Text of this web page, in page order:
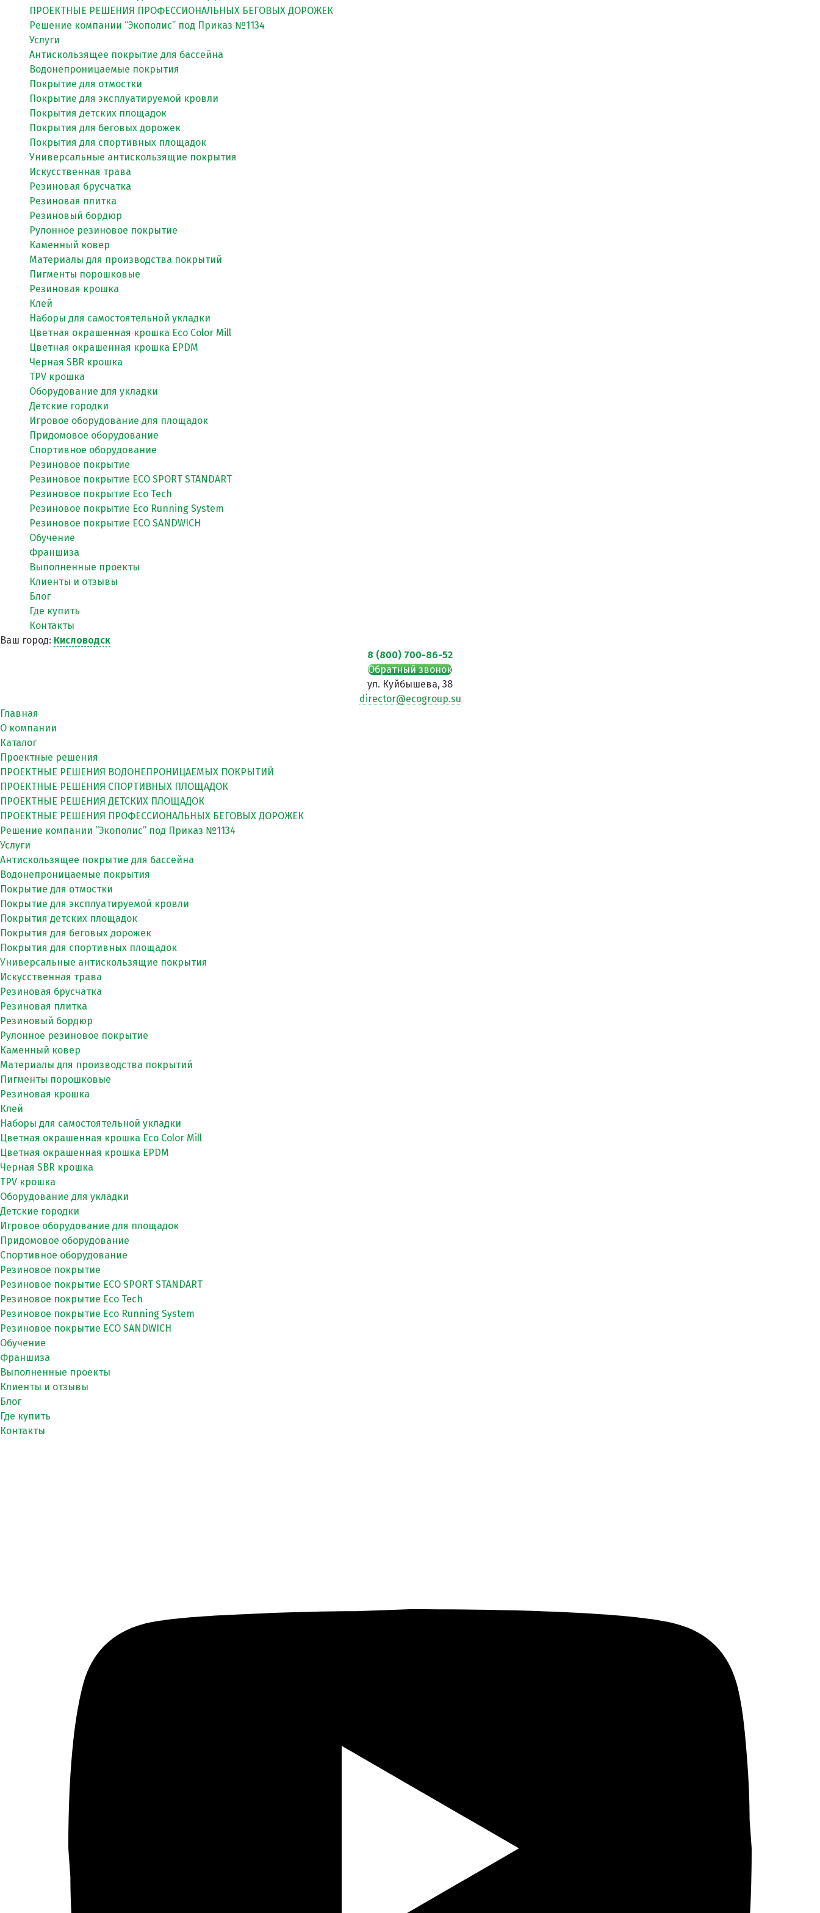
ПРОЕКТНЫЕ РЕШЕНИЯ ПРОФЕССИОНАЛЬНЫХ БЕГОВЫХ ДОРОЖЕК
Решение компании “Экополис” под Приказ №1134
Услуги
Антискользящее покрытие для бассейна
Водонепроницаемые покрытия
Покрытие для отмостки
Покрытие для эксплуатируемой кровли
Покрытия детских площадок
Покрытия для беговых дорожек
Покрытия для спортивных площадок
Универсальные антискользящие покрытия
Искусственная трава
Резиновая брусчатка
Резиновая плитка
Резиновый бордюр
Рулонное резиновое покрытие
Каменный ковер
Материалы для производства покрытий
Пигменты порошковые
Резиновая крошка
Клей
Наборы для самостоятельной укладки
Цветная окрашенная крошка Eco Color Mill
Цветная окрашенная крошка EPDM
Черная SBR крошка
TPV крошка
Оборудование для укладки
Детские городки
Игровое оборудование для площадок
Придомовое оборудование
Спортивное оборудование
Резиновое покрытие
Резиновое покрытие ECO SPORT STANDART
Резиновое покрытие Eco Tech
Резиновое покрытие Eco Running System
Резиновое покрытие ECO SANDWICH
Обучение
Франшиза
Выполненные проекты
Клиенты и отзывы
Блог
Где купить
Контакты
Ваш город: Кисловодск
8 (800) 700-86-52
Обратный звонок
ул. Куйбышева, 38
director@ecogroup.su
Главная
О компании
Каталог
Проектные решения
ПРОЕКТНЫЕ РЕШЕНИЯ ВОДОНЕПРОНИЦАЕМЫХ ПОКРЫТИЙ
ПРОЕКТНЫЕ РЕШЕНИЯ СПОРТИВНЫХ ПЛОЩАДОК
ПРОЕКТНЫЕ РЕШЕНИЯ ДЕТСКИХ ПЛОЩАДОК
ПРОЕКТНЫЕ РЕШЕНИЯ ПРОФЕССИОНАЛЬНЫХ БЕГОВЫХ ДОРОЖЕК
Решение компании “Экополис” под Приказ №1134
Услуги
Антискользящее покрытие для бассейна
Водонепроницаемые покрытия
Покрытие для отмостки
Покрытие для эксплуатируемой кровли
Покрытия детских площадок
Покрытия для беговых дорожек
Покрытия для спортивных площадок
Универсальные антискользящие покрытия
Искусственная трава
Резиновая брусчатка
Резиновая плитка
Резиновый бордюр
Рулонное резиновое покрытие
Каменный ковер
Материалы для производства покрытий
Пигменты порошковые
Резиновая крошка
Клей
Наборы для самостоятельной укладки
Цветная окрашенная крошка Eco Color Mill
Цветная окрашенная крошка EPDM
Черная SBR крошка
TPV крошка
Оборудование для укладки
Детские городки
Игровое оборудование для площадок
Придомовое оборудование
Спортивное оборудование
Резиновое покрытие
Резиновое покрытие ECO SPORT STANDART
Резиновое покрытие Eco Tech
Резиновое покрытие Eco Running System
Резиновое покрытие ECO SANDWICH
Обучение
Франшиза
Выполненные проекты
Клиенты и отзывы
Блог
Где купить
Контакты